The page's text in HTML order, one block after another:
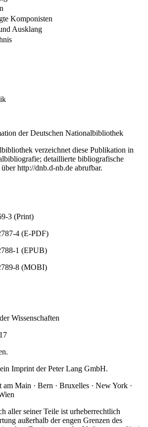
Komponisten
Ausklang
der Deutschen Nationalbibliothek
verzeichnet diese Publikation in
detaillierte bibliografische
überhttp://dnb.d-nb.de abrufbar.
3 (Print)
4 (E-PDF)
1 (EPUB)
8 (MOBI)
Wissenschaften
Imprint der Peter Lang GmbH.
Main · Bern · Bruxelles · New York ·
aller seiner Teile ist urheberrechtlich
außerhalb der engen Grenzen des